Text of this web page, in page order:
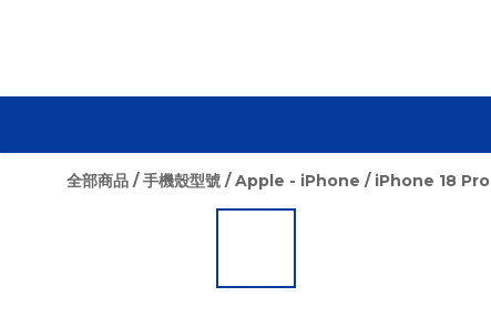
全部商品 /手機殼型號 /Apple - iPhone / iPhone 18 Pro